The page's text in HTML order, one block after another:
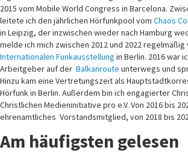
2015 vom Mobile World Congress in Barcelona.
leitete ich den jährlichen Hörfunkpool vom Chaos
in Leipzig, der inzwischen wieder nach Hamburg
melde ich mich zwischen 2012 und 2022 regelmäßig
Internationalen Funkausstellung in Berlin. 2016 war
Arbeitgeber auf der Balkanroute unterwegs und
Hinzu kam eine Vertretungszeit als
Hörfunk in Berlin. Außerdem bin ich engagierter
Christlichen Medieninitiative pro e.V. Von 2016 bis
ehrenamtliches Vorstandsmitglied, von 2018 bis
Am häufigsten gelesen